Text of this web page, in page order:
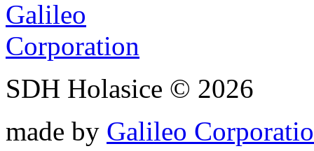
SDH Holasice © 2026
made by Galileo